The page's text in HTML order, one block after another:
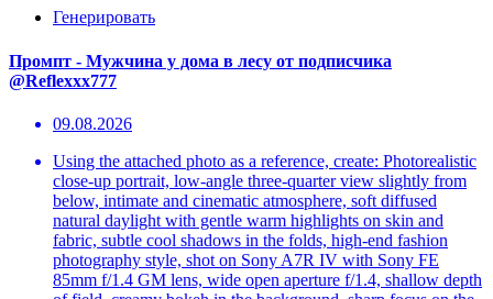
Генерировать
Промпт - Мужчина у дома в лесу от подписчика
@Reflexxx777
09.08.2026
Using the attached photo as a reference, create: Photorealistic
close-up portrait, low-angle three-quarter view slightly from
below, intimate and cinematic atmosphere, soft diffused
natural daylight with gentle warm highlights on skin and
fabric, subtle cool shadows in the folds, high-end fashion
photography style, shot on Sony A7R IV with Sony FE
85mm f/1.4 GM lens, wide open aperture f/1.4, shallow depth